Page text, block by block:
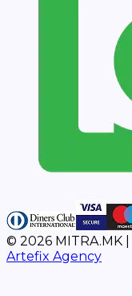
© 2026 MITRA.MK |
Artefix Agency